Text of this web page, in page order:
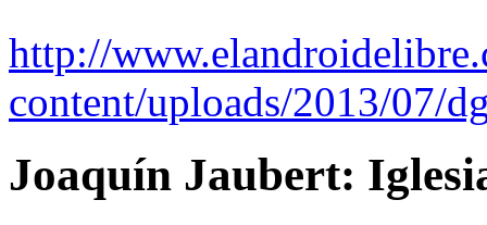
http://
content/uploads/2013/07/
Joaquín Jaubert: